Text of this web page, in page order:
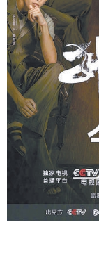
地方频道
北京
辽宁
浙江
山东
广东
四川